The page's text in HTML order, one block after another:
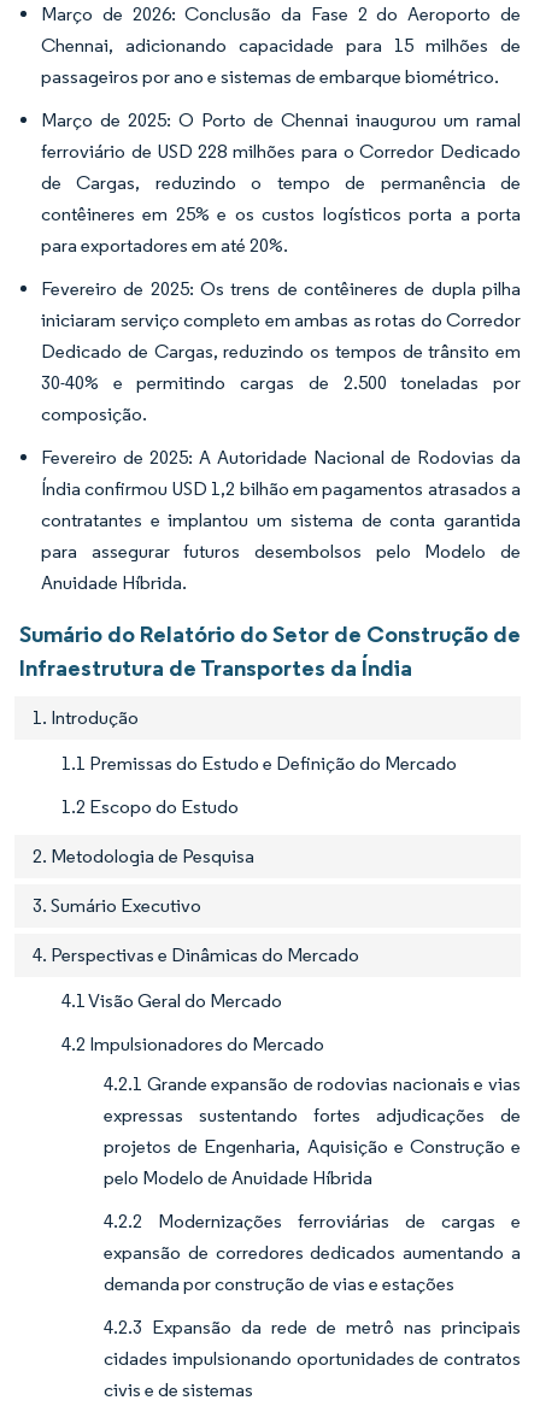
Março de 2026: Conclusão da Fase 2 do Aeroporto de
Chennai, adicionando capacidade para 15 milhões de
passageiros por ano e sistemas de embarque biométrico.
Março de 2025: O Porto de Chennai inaugurou um ramal
ferroviário de USD 228 milhões para o Corredor Dedicado
de Cargas, reduzindo o tempo de permanência de
contêineres em 25% e os custos logísticos porta a porta
para exportadores em até 20%.
Fevereiro de 2025: Os trens de contêineres de dupla pilha
iniciaram serviço completo em ambas as rotas do Corredor
Dedicado de Cargas, reduzindo os tempos de trânsito em
30-40% e permitindo cargas de 2.500 toneladas por
composição.
Fevereiro de 2025: A Autoridade Nacional de Rodovias da
Índia confirmou USD 1,2 bilhão em pagamentos atrasados a
contratantes e implantou um sistema de conta garantida
para assegurar futuros desembolsos pelo Modelo de
Anuidade Híbrida.
Sumário do Relatório do Setor de Construção de
Infraestrutura de Transportes da Índia
1. Introdução
1.1 Premissas do Estudo e Definição do Mercado
1.2 Escopo do Estudo
2. Metodologia de Pesquisa
3. Sumário Executivo
4. Perspectivas e Dinâmicas do Mercado
4.1 Visão Geral do Mercado
4.2 Impulsionadores do Mercado
4.2.1 Grande expansão de rodovias nacionais e vias
expressas sustentando fortes adjudicações de
projetos de Engenharia, Aquisição e Construção e
pelo Modelo de Anuidade Híbrida
4.2.2 Modernizações ferroviárias de cargas e
expansão de corredores dedicados aumentando a
demanda por construção de vias e estações
4.2.3 Expansão da rede de metrô nas principais
cidades impulsionando oportunidades de contratos
civis e de sistemas